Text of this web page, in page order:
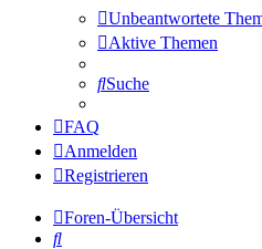
Unbeantwortete
Aktive Themen
Suche
FAQ
Anmelden
Registrieren
Foren-Übersicht
Suche